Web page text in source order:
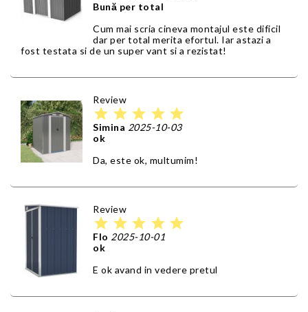
Bună per total
Cum mai scria cineva montajul este dificil
dar per total merita efortul. Iar astazi a
fost testata si de un super vant si a rezistat!
Review
star star star star star
Simina 2025-10-03
ok
Da, este ok, multumim!
Review
star star star star star
Flo 2025-10-01
ok
E ok avand in vedere pretul